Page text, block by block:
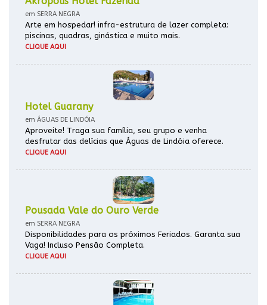
em SERRA NEGRA
Arte em hospedar! infra-estrutura de lazer completa:
piscinas, quadras, ginástica e muito mais.
CLIQUE AQUI
Hotel Guarany
em ÁGUAS DE LINDÓIA
Aproveite! Traga sua família, seu grupo e venha
desfrutar das delícias que Águas de Lindóia oferece.
CLIQUE AQUI
Pousada Vale do Ouro Verde
em SERRA NEGRA
Disponibilidades para os próximos Feriados. Garanta sua
Vaga! Incluso Pensão Completa.
CLIQUE AQUI